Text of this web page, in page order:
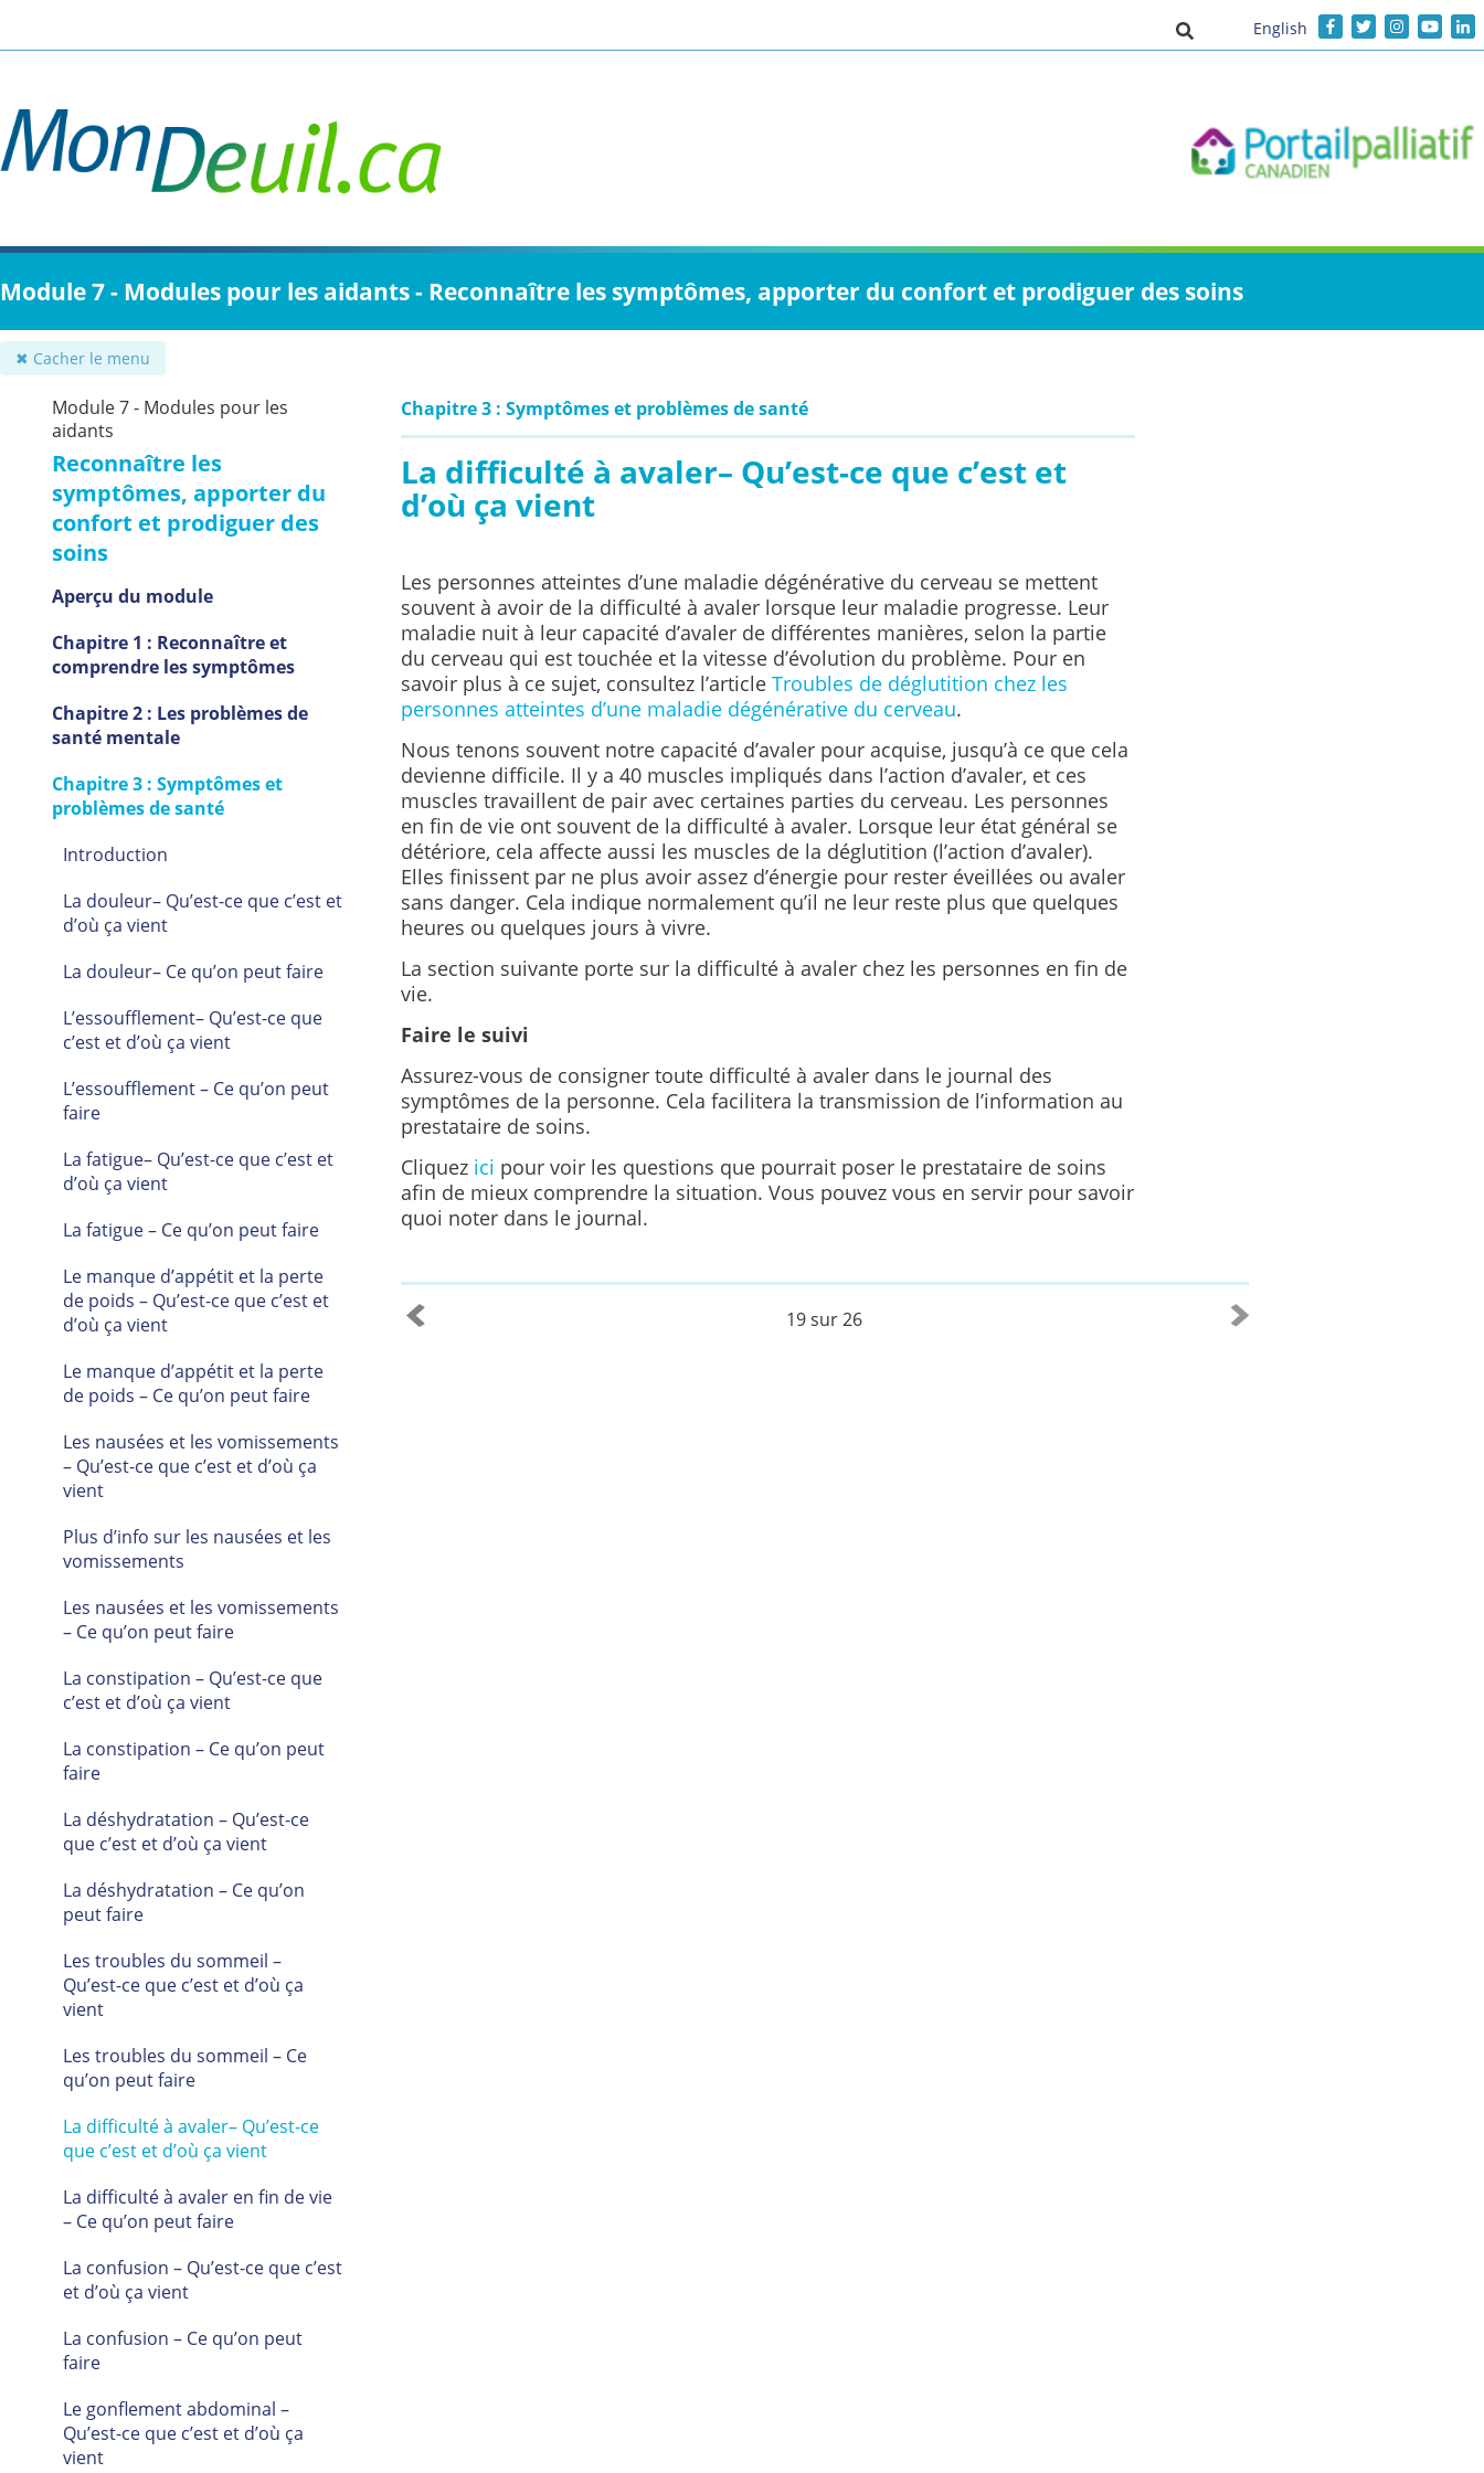
contenu
Activer/désactiver la saisie de
English
Module 7 - Modules pour les aidants - Reconnaître les symptômes, apporter du confort et prodiguer des soins
✖ Cacher le menu
Module 7 - Modules pour les
aidants
Reconnaître les
symptômes, apporter du
confort et prodiguer des
soins
Aperçu du module
Chapitre 1 : Reconnaître et
comprendre les symptômes
Chapitre 2 : Les problèmes de
santé mentale
Chapitre 3 : Symptômes et
problèmes de santé
Introduction
La douleur– Qu’est-ce que c’est et
d’où ça vient
La douleur– Ce qu’on peut faire
L’essoufflement– Qu’est-ce que
c’est et d’où ça vient
L’essoufflement – Ce qu’on peut
faire
La fatigue– Qu’est-ce que c’est et
d’où ça vient
La fatigue – Ce qu’on peut faire
Le manque d’appétit et la perte
de poids – Qu’est-ce que c’est et
d’où ça vient
Le manque d’appétit et la perte
de poids – Ce qu’on peut faire
Les nausées et les vomissements
– Qu’est-ce que c’est et d’où ça
vient
Plus d’info sur les nausées et les
vomissements
Les nausées et les vomissements
– Ce qu’on peut faire
La constipation – Qu’est-ce que
c’est et d’où ça vient
La constipation – Ce qu’on peut
faire
La déshydratation – Qu’est-ce
que c’est et d’où ça vient
La déshydratation – Ce qu’on
peut faire
Les troubles du sommeil –
Qu’est-ce que c’est et d’où ça
vient
Les troubles du sommeil – Ce
qu’on peut faire
La difficulté à avaler– Qu’est-ce
que c’est et d’où ça vient
La difficulté à avaler en fin de vie
– Ce qu’on peut faire
La confusion – Qu’est-ce que c’est
et d’où ça vient
La confusion – Ce qu’on peut
faire
Le gonflement abdominal –
Qu’est-ce que c’est et d’où ça
vient
Chapitre 3 : Symptômes et problèmes de santé
La difficulté à avaler– Qu’est-ce que c’est et
d’où ça vient
Les personnes atteintes d’une maladie dégénérative du cerveau se mettent
souvent à avoir de la difficulté à avaler lorsque leur maladie progresse. Leur
maladie nuit à leur capacité d’avaler de différentes manières, selon la partie
du cerveau qui est touchée et la vitesse d’évolution du problème. Pour en
savoir plus à ce sujet, consultez l’article Troubles de déglutition chez les
personnes atteintes d’une maladie dégénérative du cerveau.
Nous tenons souvent notre capacité d’avaler pour acquise, jusqu’à ce que cela
devienne difficile. Il y a 40 muscles impliqués dans l’action d’avaler, et ces
muscles travaillent de pair avec certaines parties du cerveau. Les personnes
en fin de vie ont souvent de la difficulté à avaler. Lorsque leur état général se
détériore, cela affecte aussi les muscles de la déglutition (l’action d’avaler).
Elles finissent par ne plus avoir assez d’énergie pour rester éveillées ou avaler
sans danger. Cela indique normalement qu’il ne leur reste plus que quelques
heures ou quelques jours à vivre.
La section suivante porte sur la difficulté à avaler chez les personnes en fin de
vie.
Faire le suivi
Assurez-vous de consigner toute difficulté à avaler dans le journal des
symptômes de la personne. Cela facilitera la transmission de l’information au
prestataire de soins.
Cliquez ici pour voir les questions que pourrait poser le prestataire de soins
afin de mieux comprendre la situation. Vous pouvez vous en servir pour savoir
quoi noter dans le journal.
19 sur 26